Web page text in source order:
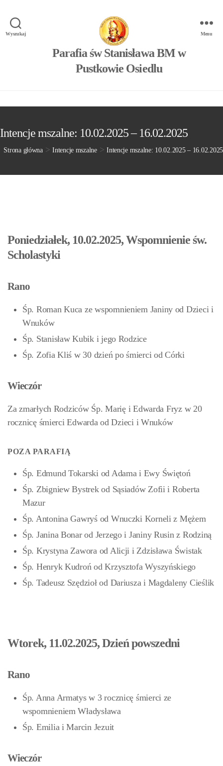
Wyszukaj
Parafia św Stanisława BM w
Pustkowie Osiedlu
Menu
Intencje mszalne: 10.02.2025 – 16.02.2025
Strona główna>Intencje mszalne>Intencje mszalne: 10.02.2025 – 16.02.2025
Poniedziałek, 10.02.2025, Wspomnienie św.
Scholastyki
Rano
Śp. Roman Kuca ze wspomnieniem Janiny od Dzieci i
Wnuków
Śp. Stanisław Kubik i jego Rodzice
Śp. Zofia Kliś w 30 dzień po śmierci od Córki
Wieczór
Za zmarłych Rodziców Śp. Marię i Edwarda Fryz w 20
rocznicę śmierci Edwarda od Dzieci i Wnuków
POZA PARAFIĄ
Śp. Edmund Tokarski od Adama i Ewy Świętoń
Śp. Zbigniew Bystrek od Sąsiadów Zofii i Roberta
Mazur
Śp. Antonina Gawryś od Wnuczki Korneli z Mężem
Śp. Janina Bonar od Jerzego i Janiny Rusin z Rodziną
Śp. Krystyna Zawora od Alicji i Zdzisława Świstak
Śp. Henryk Kudroń od Krzysztofa Wyszyńskiego
Śp. Tadeusz Szędzioł od Dariusza i Magdaleny Cieślik
Wtorek, 11.02.2025, Dzień powszedni
Rano
Śp. Anna Armatys w 3 rocznicę śmierci ze
wspomnieniem Władysława
Śp. Emilia i Marcin Jezuit
Wieczór